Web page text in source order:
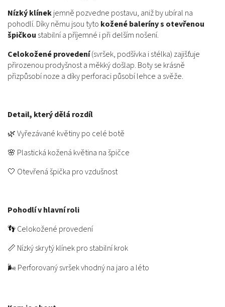
Nízký klínekjemně pozvedne postavu, aniž by ubíral na
pohodlí. Díky němu jsou tyto kožené baleríny s otevřenou
špičkou stabilní a příjemné i při delším nošení.
Celokožené provedení(svršek, podšívka i stélka) zajišťuje
přirozenou prodyšnost a měkký došlap. Boty se krásně
přizpůsobí noze a díky perforaci působí lehce a svěže.
Detail, který dělá rozdíl
🌿 Vyřezávané květiny po celé botě
🌸 Plastická kožená květina na špičce
🤍 Otevřená špička pro vzdušnost
Pohodlí v hlavní roli
👣 Celokožené provedení
📏 Nízký skrytý klínek pro stabilní krok
🌬️ Perforovaný svršek vhodný na jaro a léto